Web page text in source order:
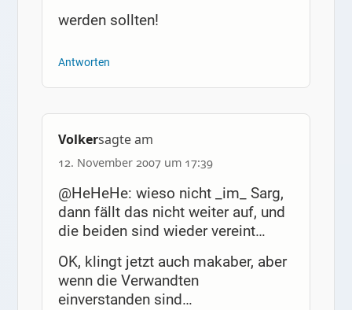
werden sollten!
Antworten
Volkersagte am
12. November 2007 um 17:39
@HeHeHe: wieso nicht _im_ Sarg,
dann fällt das nicht weiter auf, und
die beiden sind wieder vereint…
OK, klingt jetzt auch makaber, aber
wenn die Verwandten
einverstanden sind…